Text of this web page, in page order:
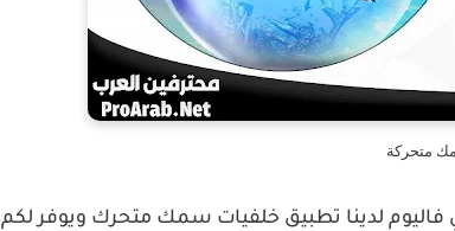
متحركة
لدينا تطبيق خلفيات سمك متحرك ويوفر لكم